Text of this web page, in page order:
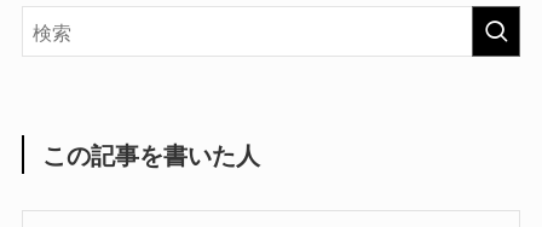
この記事を書いた人